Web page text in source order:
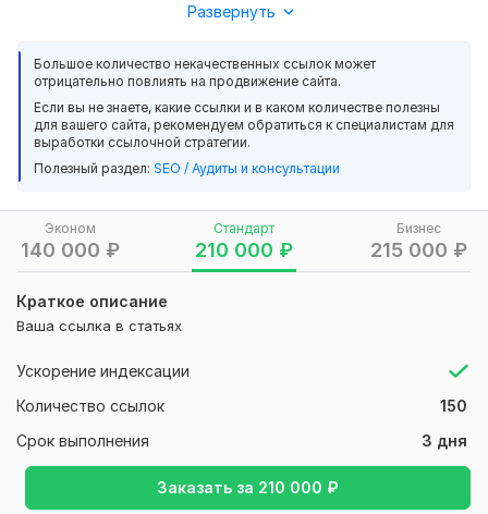
Эконом
140 000 ₽
Стандарт
210 000 ₽
Бизнес
215 000 ₽
Краткое описание
Ваша ссылка в статьях
Ускорение индексации
Количество ссылок
150
Срок выполнения
3 дня
Заказать за 210 000 ₽
Гарантированное размещение вашей обратной ссылки в
1) Ручная регистрация сайта в общетематических
http://catalog-yandex.ru http://google-catalog.ru
http://callboard.site
http://whiteseolinks.ru
http://addarticle.site http://good-catalog.ru
http://project-catalog.ru
http://zolotoykatalog.ru
http://photo-katalog.ru
http://seo-catalog.ru
каталогах статей.
http://callboard.site http://whiteseolinks.ru
http://blog-catalog.ru
http://blog-katalog.ru
http://project-catalog.ru
http://photo-katalog.ru http://seo-catalog.ru
Под размещение статей, от вас статья:
Развернуть
Большое количество некачественных ссылок может
отрицательно повлиять на продвижение сайта.
Если вы не знаете, какие ссылки и в каком количестве полезны
для вашего сайта, рекомендуем обратиться к специалистам для
выработки ссылочной стратегии.
Полезный раздел: SEO / Аудиты и консультации